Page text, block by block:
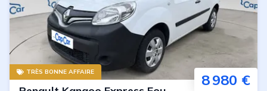
TRÈS BONNE AFFAIRE 8 980 €